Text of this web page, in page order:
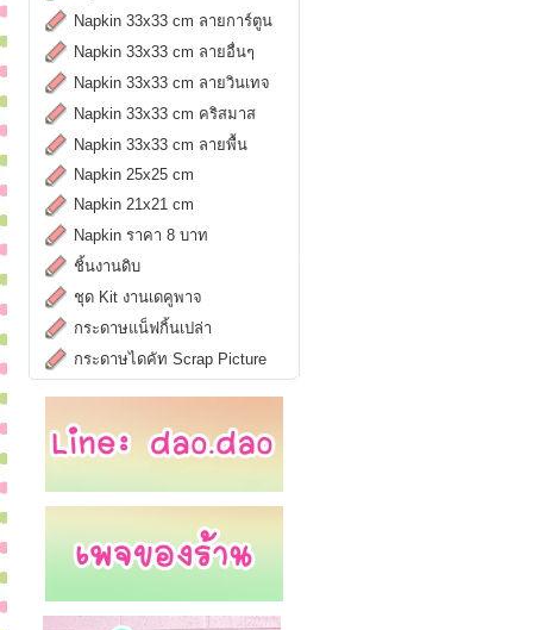
Napkin 33x33 cm ลายการ์ตูน
Napkin 33x33 cm ลายอื่นๆ
Napkin 33x33 cm ลายวินเทจ
Napkin 33x33 cm คริสมาส
Napkin 33x33 cm ลายพื้น
Napkin 25x25 cm
Napkin 21x21 cm
Napkin ราคา 8 บาท
ชิ้นงานดิบ
ชุด Kit งานเดคูพาจ
กระดาษแน็ฟกิ้นเปล่า
กระดาษไดคัท Scrap Picture